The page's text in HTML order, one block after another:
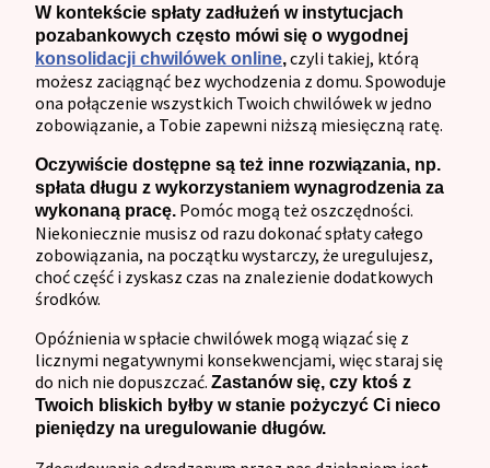
W kontekście spłaty zadłużeń w instytucjach
pozabankowych często mówi się o wygodnej
konsolidacji chwilówek online,czyli takiej, którą
możesz zaciągnąć bez wychodzenia z domu. Spowoduje
ona połączenie wszystkich Twoich chwilówek w jedno
zobowiązanie, a Tobie zapewni niższą miesięczną ratę.
Oczywiście dostępne są też inne rozwiązania, np.
spłata długu z wykorzystaniem wynagrodzenia za
wykonaną pracę. Pomóc mogą też oszczędności.
Niekoniecznie musisz od razu dokonać spłaty całego
zobowiązania, na początku wystarczy, że uregulujesz,
choć część i zyskasz czas na znalezienie dodatkowych
środków.
Opóźnienia w spłacie chwilówek mogą wiązać się z
licznymi negatywnymi konsekwencjami, więc staraj się
do nich nie dopuszczać. Zastanów się, czy ktoś z
Twoich bliskich byłby w stanie pożyczyć Ci nieco
pieniędzy na uregulowanie długów.